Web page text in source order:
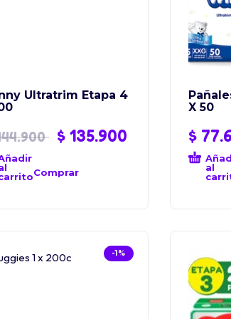
Ultratrim Etapa 4
$135.900
Comprar
X 50
$
al
-1%